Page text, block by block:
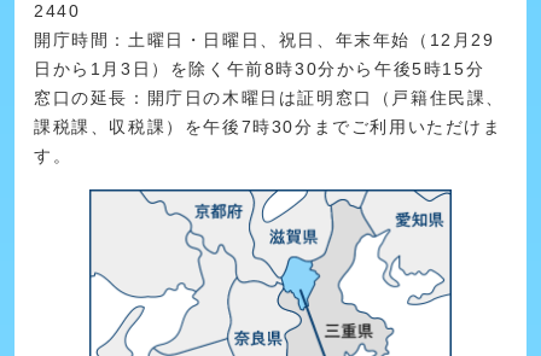
2440
開庁時間：土曜日・日曜日、祝日、年末年始（12月29
日から1月3日）を除く午前8時30分から午後5時15分
窓口の延長：開庁日の木曜日は証明窓口（戸籍住民課、
課税課、収税課）を午後7時30分までご利用いただけま
す。